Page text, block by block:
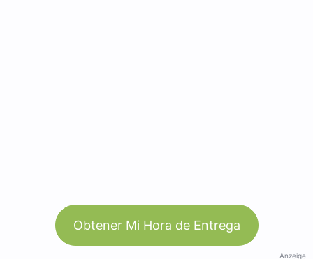
Obtener Mi Hora de Entrega
Anzeige